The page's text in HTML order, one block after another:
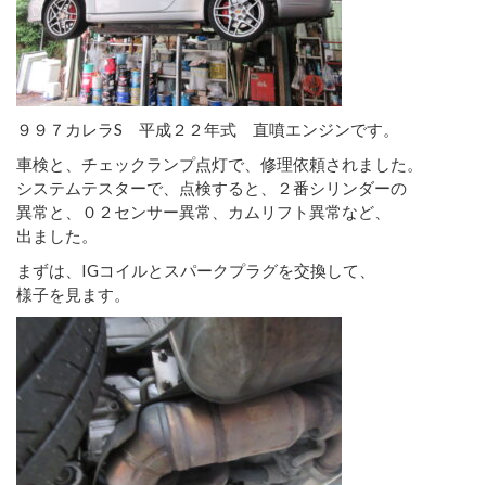
９９７カレラS 平成２２年式 直噴エンジンです。
車検と、チェックランプ点灯で、修理依頼されました。
システムテスターで、点検すると、２番シリンダーの
異常と、０２センサー異常、カムリフト異常など、
出ました。
まずは、IGコイルとスパークプラグを交換して、
様子を見ます。